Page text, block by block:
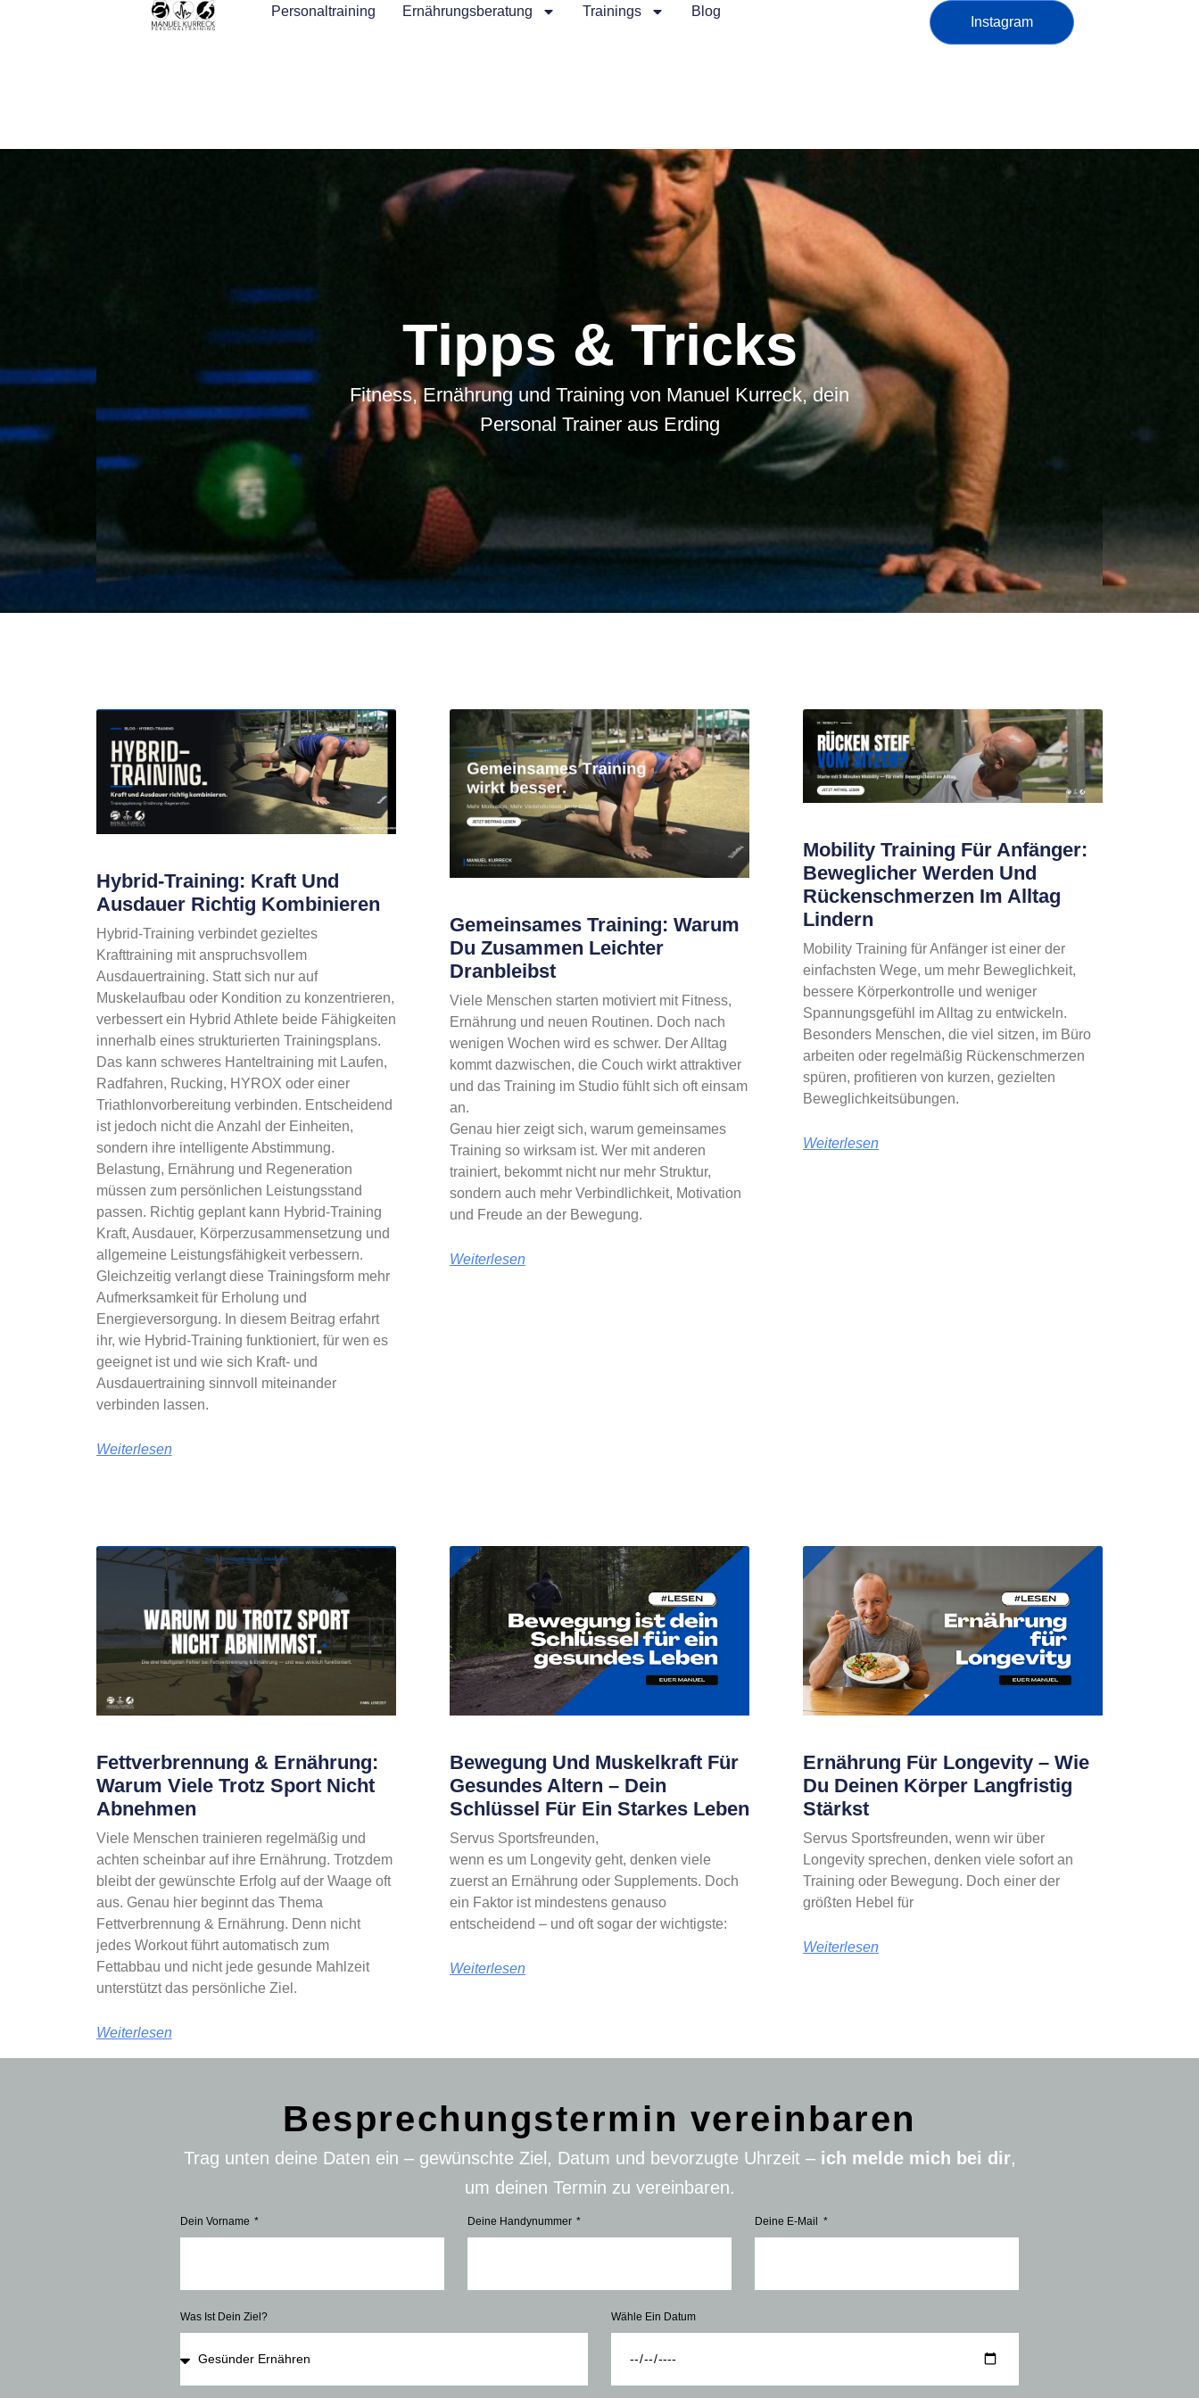
Personaltraining Ernährungsberatung Trainings Blog
Instagram
Tipps & Tricks
Fitness, Ernährung und Training von Manuel Kurreck, dein
Personal Trainer aus Erding
Hybrid-Training: Kraft Und
Ausdauer Richtig Kombinieren
Hybrid-Training verbindet gezieltes
Krafttraining mit anspruchsvollem
Ausdauertraining. Statt sich nur auf
Muskelaufbau oder Kondition zu konzentrieren,
verbessert ein Hybrid Athlete beide Fähigkeiten
innerhalb eines strukturierten Trainingsplans.
Das kann schweres Hanteltraining mit Laufen,
Radfahren, Rucking, HYROX oder einer
Triathlonvorbereitung verbinden. Entscheidend
ist jedoch nicht die Anzahl der Einheiten,
sondern ihre intelligente Abstimmung.
Belastung, Ernährung und Regeneration
müssen zum persönlichen Leistungsstand
passen. Richtig geplant kann Hybrid-Training
Kraft, Ausdauer, Körperzusammensetzung und
allgemeine Leistungsfähigkeit verbessern.
Gleichzeitig verlangt diese Trainingsform mehr
Aufmerksamkeit für Erholung und
Energieversorgung. In diesem Beitrag erfahrt
ihr, wie Hybrid-Training funktioniert, für wen es
geeignet ist und wie sich Kraft- und
Ausdauertraining sinnvoll miteinander
verbinden lassen.
Weiterlesen
Gemeinsames Training: Warum
Du Zusammen Leichter
Dranbleibst
Viele Menschen starten motiviert mit Fitness,
Ernährung und neuen Routinen. Doch nach
wenigen Wochen wird es schwer. Der Alltag
kommt dazwischen, die Couch wirkt attraktiver
und das Training im Studio fühlt sich oft einsam
an.
Genau hier zeigt sich, warum gemeinsames
Training so wirksam ist. Wer mit anderen
trainiert, bekommt nicht nur mehr Struktur,
sondern auch mehr Verbindlichkeit, Motivation
und Freude an der Bewegung.
Weiterlesen
Mobility Training Für Anfänger:
Beweglicher Werden Und
Rückenschmerzen Im Alltag
Lindern
Mobility Training für Anfänger ist einer der
einfachsten Wege, um mehr Beweglichkeit,
bessere Körperkontrolle und weniger
Spannungsgefühl im Alltag zu entwickeln.
Besonders Menschen, die viel sitzen, im Büro
arbeiten oder regelmäßig Rückenschmerzen
spüren, profitieren von kurzen, gezielten
Beweglichkeitsübungen.
Weiterlesen
Fettverbrennung & Ernährung:
Warum Viele Trotz Sport Nicht
Abnehmen
Viele Menschen trainieren regelmäßig und
achten scheinbar auf ihre Ernährung. Trotzdem
bleibt der gewünschte Erfolg auf der Waage oft
aus. Genau hier beginnt das Thema
Fettverbrennung & Ernährung. Denn nicht
jedes Workout führt automatisch zum
Fettabbau und nicht jede gesunde Mahlzeit
unterstützt das persönliche Ziel.
Weiterlesen
Bewegung Und Muskelkraft Für
Gesundes Altern – Dein
Schlüssel Für Ein Starkes Leben
Servus Sportsfreunden,
wenn es um Longevity geht, denken viele
zuerst an Ernährung oder Supplements. Doch
ein Faktor ist mindestens genauso
entscheidend – und oft sogar der wichtigste:
Weiterlesen
Ernährung Für Longevity – Wie
Du Deinen Körper Langfristig
Stärkst
Servus Sportsfreunden, wenn wir über
Longevity sprechen, denken viele sofort an
Training oder Bewegung. Doch einer der
größten Hebel für
Weiterlesen
Besprechungstermin vereinbaren
Trag unten deine Daten ein – gewünschte Ziel, Datum und bevorzugte Uhrzeit – ich melde mich bei dir,
um deinen Termin zu vereinbaren.
Dein Vorname Deine Handynummer Deine E-Mail
Was Ist Dein Ziel? Wähle Ein Datum